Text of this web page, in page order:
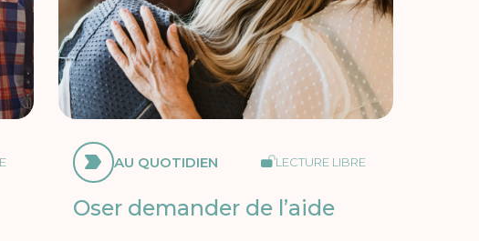
AU QUOTIDIEN LECTURE LIBRE
Oser demander de l’aide